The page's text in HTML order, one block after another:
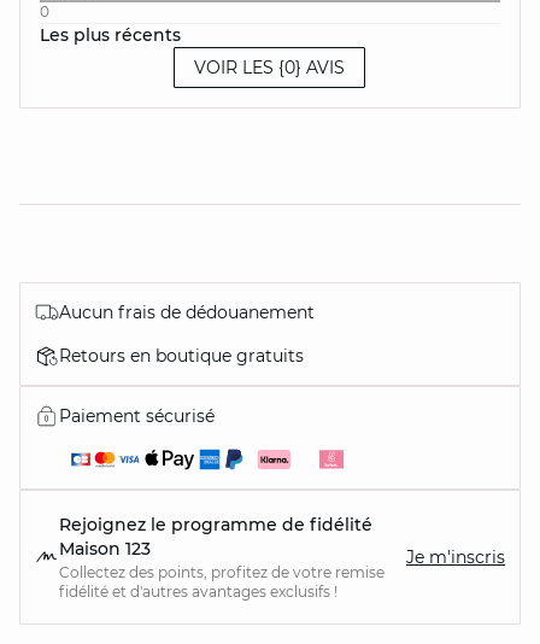
0
Les plus récents
VOIR LES {0} AVIS
Aucun frais de dédouanement
Retours en boutique gratuits
Paiement sécurisé
Rejoignez le programme de fidélité
Maison 123
Collectez des points, profitez de votre remise
fidélité et d'autres avantages exclusifs !
Je m'inscris